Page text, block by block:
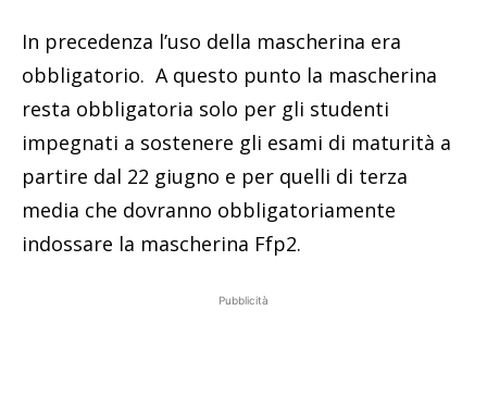
In precedenza l’uso della mascherina era
obbligatorio. A questo punto la mascherina
resta obbligatoria solo per gli studenti
impegnati a sostenere gli esami di maturità a
partire dal 22 giugno e per quelli di terza
media che dovranno obbligatoriamente
indossare la mascherina Ffp2.
Pubblicità